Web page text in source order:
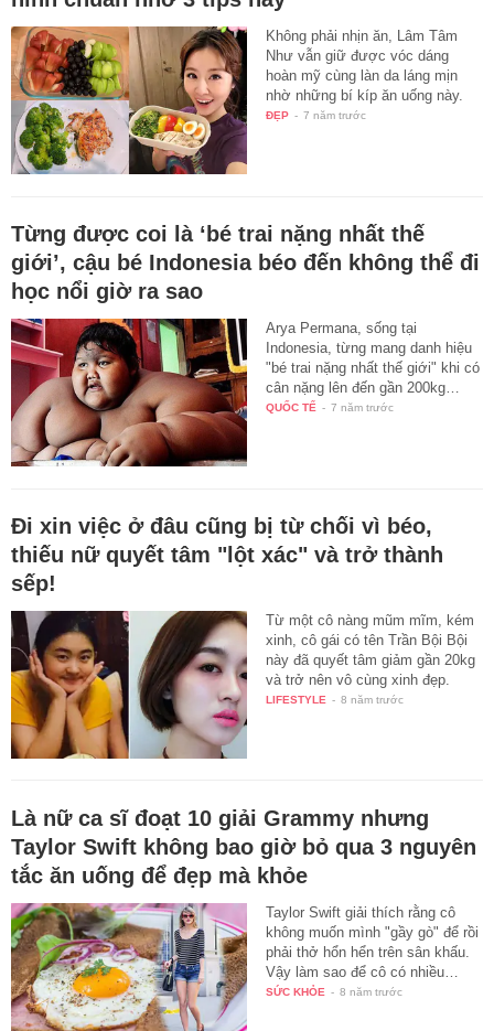
Không phải nhịn ăn, Lâm Tâm
Như vẫn giữ được vóc dáng
hoàn mỹ cùng làn da láng mịn
nhờ những bí kíp ăn uống này.
ĐẸP - 7 năm trước
Từng được coi là ‘bé trai nặng nhất thế
giới’, cậu bé Indonesia béo đến không thể đi
học nổi giờ ra sao
Arya Permana, sống tại
Indonesia, từng mang danh hiệu
"bé trai nặng nhất thế giới" khi có
cân nặng lên đến gần 200kg…
QUỐC TẾ - 7 năm trước
Đi xin việc ở đâu cũng bị từ chối vì béo,
thiếu nữ quyết tâm "lột xác" và trở thành
sếp!
Từ một cô nàng mũm mĩm, kém
xinh, cô gái có tên Trần Bội Bội
này đã quyết tâm giảm gần 20kg
và trở nên vô cùng xinh đẹp.
LIFESTYLE - 8 năm trước
Là nữ ca sĩ đoạt 10 giải Grammy nhưng
Taylor Swift không bao giờ bỏ qua 3 nguyên
tắc ăn uống để đẹp mà khỏe
Taylor Swift giải thích rằng cô
không muốn mình "gầy gò" để rồi
phải thở hổn hển trên sân khấu.
Vậy làm sao để cô có nhiều…
SỨC KHỎE - 8 năm trước